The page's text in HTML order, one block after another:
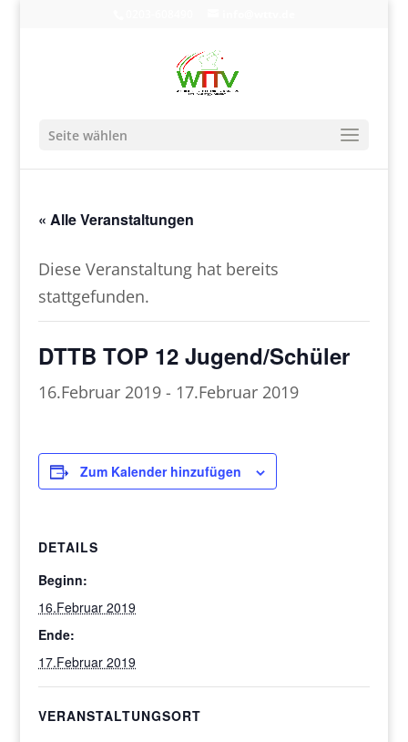
Seite wählen
« Alle Veranstaltungen
Diese Veranstaltung hat bereits
stattgefunden.
DTTB TOP 12 Jugend/Schüler
16.Februar 2019 - 17.Februar 2019
Zum Kalender hinzufügen
DETAILS
Beginn:
16.Februar 2019
Ende:
17.Februar 2019
VERANSTALTUNGSORT